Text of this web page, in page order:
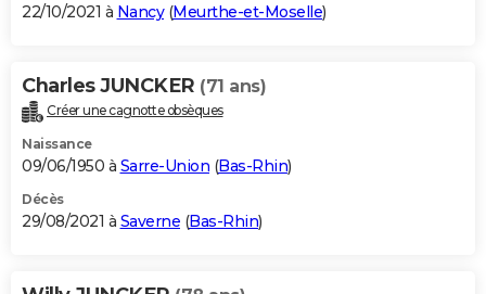
22/10/2021 à Nancy(Meurthe-et-Moselle)
Charles JUNCKER (71 ans)
Créer une cagnotte obsèques
Naissance
09/06/1950 à Sarre-Union (Bas-Rhin)
Décès
29/08/2021 à Saverne (Bas-Rhin)